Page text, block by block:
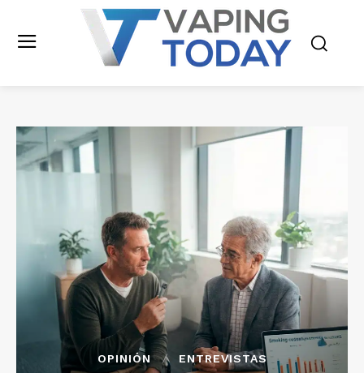
OPINIÓN ENTREVISTAS